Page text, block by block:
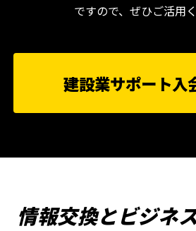
ですので、ぜひご活用
建設業サポート入
情報交換とビジネ